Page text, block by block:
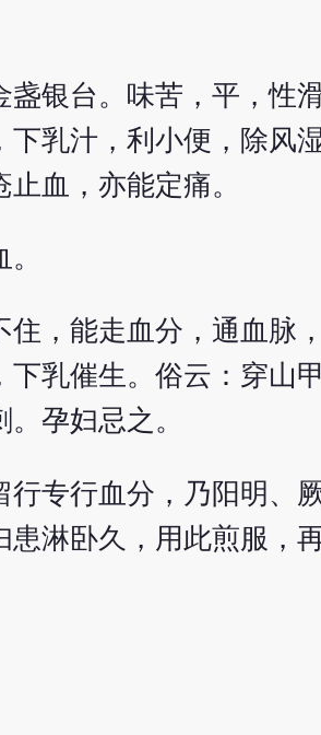
盏银台。味苦，平，性
下乳汁，利小便，除风
血，亦能定痛。
，能走血分，通血脉
乳催生。俗云：穿山
孕妇忌之。
行专行血分，乃阳明
淋卧久，用此煎服，